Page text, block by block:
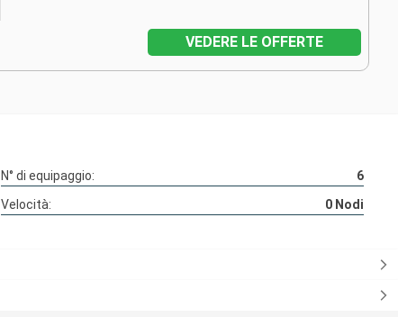
VEDERE LE OFFERTE
N° di equipaggio:
6
Velocità: 0 Nodi